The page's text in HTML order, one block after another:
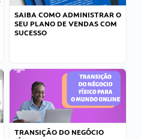
SAIBA COMO ADMINISTRAR O
SEU PLANO DE VENDAS COM
SUCESSO
TRANSIÇÃO DO NEGÓCIO